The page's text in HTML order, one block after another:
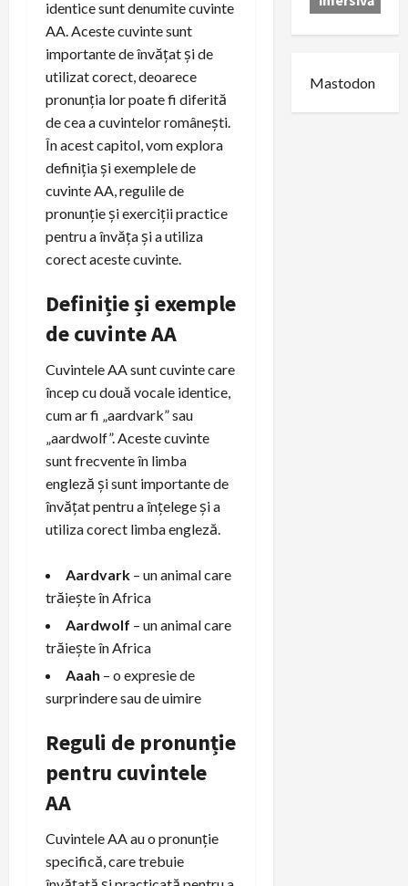
identice sunt denumite cuvinte
AA. Aceste cuvinte sunt
importante de învățat și de
utilizat corect, deoarece
pronunția lor poate fi diferită
de cea a cuvintelor românești.
În acest capitol, vom explora
definiția și exemplele de
cuvinte AA, regulile de
pronunție și exerciții practice
pentru a învăța și a utiliza
corect aceste cuvinte.
Definiție și exemple
de cuvinte AA
Cuvintele AA sunt cuvinte care
încep cu două vocale identice,
cum ar fi „aardvark” sau
„aardwolf”. Aceste cuvinte
sunt frecvente în limba
engleză și sunt importante de
învățat pentru a înțelege și a
utiliza corect limba engleză.
Aardvark – un animal care
trăiește în Africa
Aardwolf – un animal care
trăiește în Africa
Aaah – o expresie de
surprindere sau de uimire
Reguli de pronunție
pentru cuvintele
AA
Cuvintele AA au o pronunție
specifică, care trebuie
Mastodon